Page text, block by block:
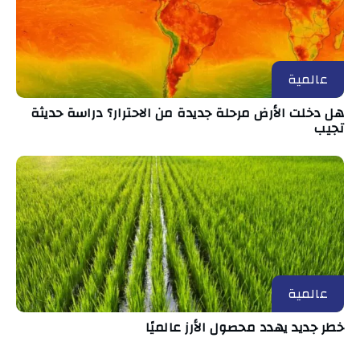
عالمية
هل دخلت الأرض مرحلة جديدة من الاحترار؟ دراسة حديثة
تجيب
عالمية
خطر جديد يهدد محصول الأرز عالميًا